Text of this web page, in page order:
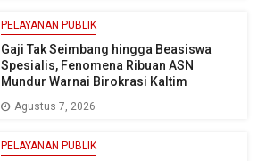
PELAYANAN PUBLIK
Gaji Tak Seimbang hingga Beasiswa
Spesialis, Fenomena Ribuan ASN
Mundur Warnai Birokrasi Kaltim
Agustus 7, 2026
PELAYANAN PUBLIK